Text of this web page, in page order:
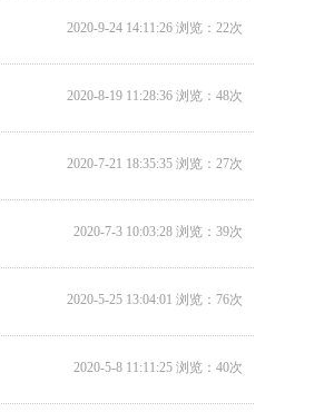
2020-9-24 14:11:26 浏览：22次
2020-8-19 11:28:36 浏览：48次
2020-7-21 18:35:35 浏览：27次
2020-7-3 10:03:28 浏览：39次
2020-5-25 13:04:01 浏览：76次
2020-5-8 11:11:25 浏览：40次